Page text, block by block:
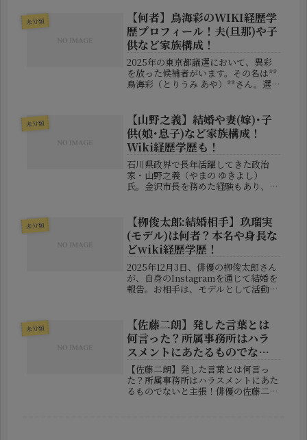
通じて衝撃的な発表を行いました。発
表によると、メンバーであるトライア
ン...
未分類
【何者】鳥海彩のWIKI経歴学
歴プロフィール！夫(旦那)や子
供など家族構成！
2025年の東京都議選において、異彩
を放った候補者がいます。その名は**
鳥海彩（とりうみ あや）**さん。選
とくる方も多いのではないでしょう
か。今回は、話題の女性・鳥海彩さ...
未分類
【山野之義】結婚や妻(嫁)･子
供(娘･息子)など家族構成！
Wiki経歴学歴も！
石川県政界で長年活躍してきた政治
家・山野之義（やまの ゆきよし）
氏。金沢市長を務めた経験もあり、地
ですが、政治活動だけでなく「どんな
家族に支えられているのか？」といっ
た私生...
未分類
【栁俊太郎:結婚相手】玖瑠実
(モデル)は何者？本名や身長な
どwiki経歴学歴！
2025年12月3日、俳優の栁俊太郎さん
が、自身のInstagramを通じて結婚を
報告。お相手は、モデルとして活動す
プル」「意外な組み合わせだけどお似
合い！」と祝福の声が...
未分類
【佐藤二朗】発した言葉とは
何言った？所属事務所はハラ
スメントにあたるものでない
と主張！
【佐藤二朗】発した言葉とは何言っ
た？所属事務所はハラスメントにあた
るものでないと主張！俳優の佐藤二朗